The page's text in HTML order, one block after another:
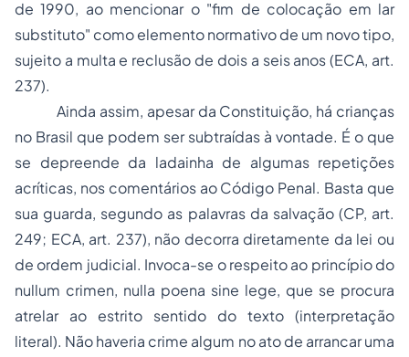
de 1990, ao mencionar o "fim de colocação em lar
substituto" como elemento normativo de um novo tipo,
sujeito a multa e reclusão de dois a seis anos (ECA, art.
237).
Ainda assim, apesar da Constituição, há crianças
no Brasil que podem ser subtraídas à vontade. É o que
se depreende da ladainha de algumas repetições
acríticas, nos comentários ao Código Penal. Basta que
sua guarda, segundo as palavras da salvação (CP, art.
249; ECA, art. 237), não decorra diretamente da lei ou
de ordem judicial. Invoca-se o respeito ao princípio do
nullum crimen, nulla poena sine lege, que se procura
atrelar ao estrito sentido do texto (interpretação
literal). Não haveria crime algum no ato de arrancar uma